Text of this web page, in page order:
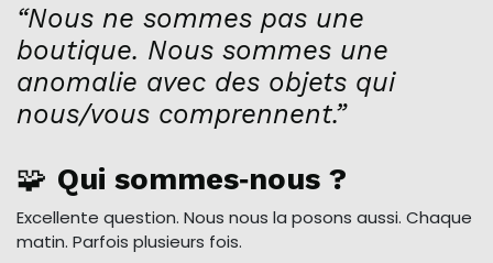
“Nous ne sommes pas une
boutique. Nous sommes une
anomalie avec des objets qui
nous/vous comprennent.”
🧩 Qui sommes‑nous ?
Excellente question. Nous nous la posons aussi. Chaque
matin. Parfois plusieurs fois.